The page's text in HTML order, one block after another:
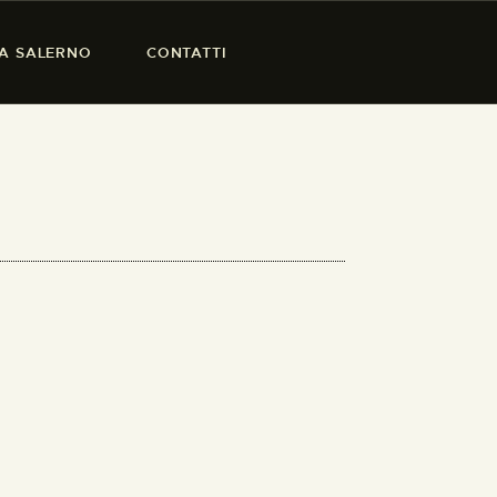
SALERNO CONTATTI